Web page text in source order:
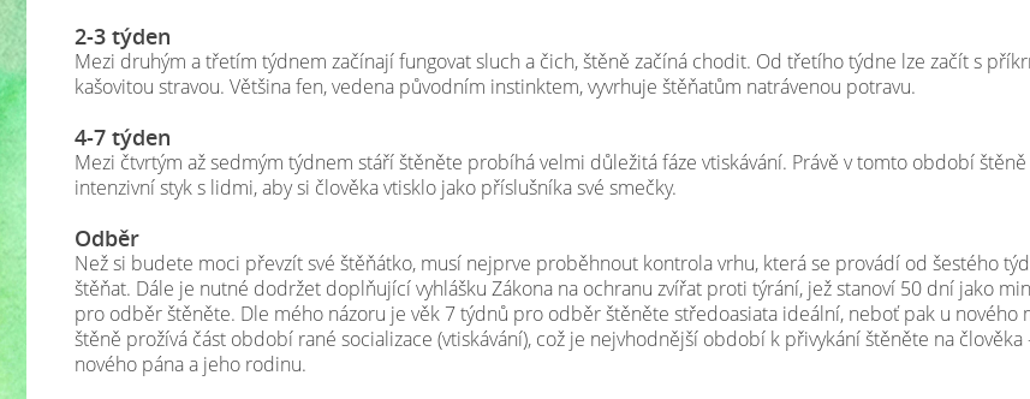
2-3 týden
Mezi druhým a třetím týdnem začínají fungovat sluch a čich, štěně začíná chodit. Od třetího týdne lze začít s
kašovitou stravou. Většina fen, vedena původním instinktem, vyvrhuje štěňatům natrávenou potravu.
4-7 týden
Mezi čtvrtým až sedmým týdnem stáří štěněte probíhá velmi důležitá fáze vtiskávání. Právě v tomto období
intenzivní styk s lidmi, aby si člověka vtisklo jako příslušníka své smečky.
Odběr
Než si budete moci převzít své štěňátko, musí nejprve proběhnout kontrola vrhu, která se provádí od šestého
štěňat. Dále je nutné dodržet doplňující vyhlášku Zákona na ochranu zvířat proti týrání, jež stanoví 50 dní jako
pro odběr štěněte. Dle mého názoru je věk 7 týdnů pro odběr štěněte středoasiata ideální, neboť pak u nového
štěně prožívá část období rané socializace (vtiskávání), což je nejvhodnější období k přivykání štěněte na člověka
nového pána a jeho rodinu.